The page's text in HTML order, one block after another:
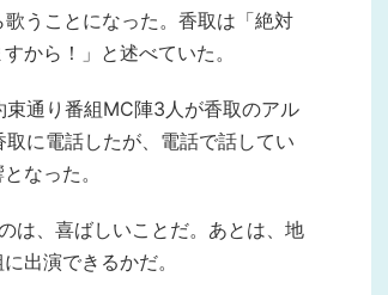
うことになった。香取は「絶対
から！」と述べていた。
通り番組MC陣3人が香取のアル
に電話したが、電話で話してい
なった。
は、喜ばしいことだ。あとは、地
出演できるかだ。